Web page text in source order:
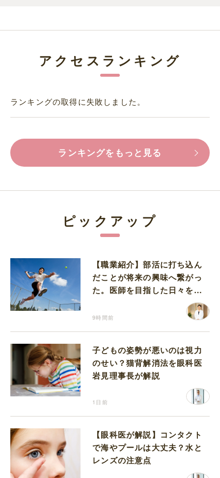
アクセスランキング
ランキングの取得に失敗しました。
ランキングをもっと見る
ピックアップ
【職業紹介】部活に打ち込ん
だことが将来の興味へ繋がっ
た。医師を目指した日々を振
9時間前
子どもの姿勢が悪いのは視力
のせい？猫背解消法を眼科医
岩見理事長が解説
1日前
【眼科医が解説】コンタクト
で海やプールは大丈夫？水と
レンズの注意点